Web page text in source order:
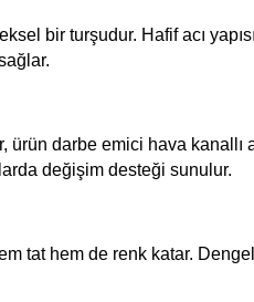
bir turşudur. Hafif acı
darbe emici hava kanallı
değişim desteği sunulur.
tat hem de renk katar.